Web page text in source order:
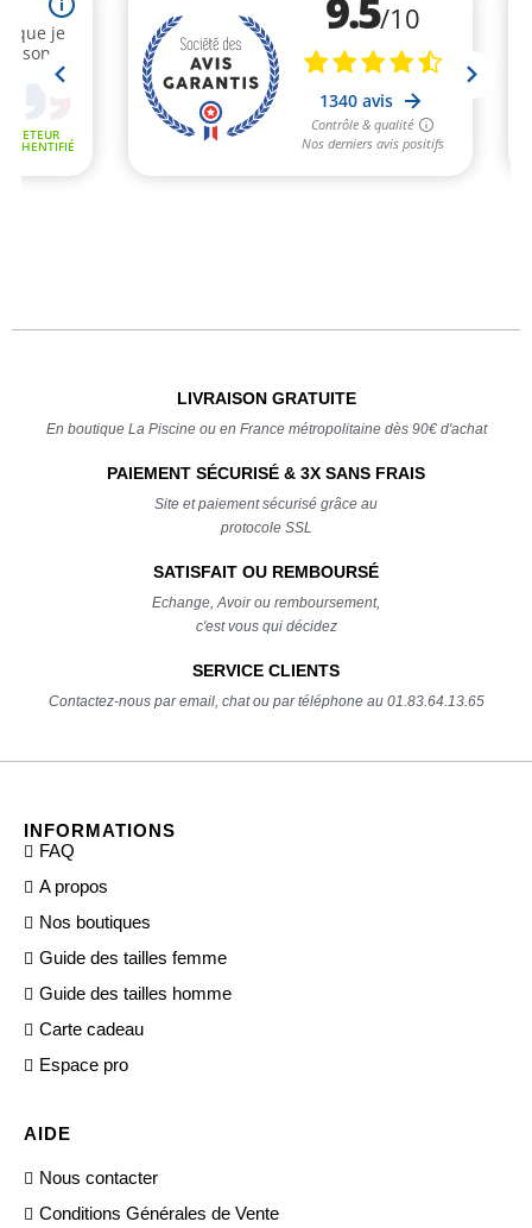
LIVRAISON GRATUITE
En boutique La Piscine ou en France métropolitaine dès 90€ d'achat
PAIEMENT SÉCURISÉ & 3X SANS FRAIS
Site et paiement sécurisé grâce au
protocole SSL
SATISFAIT OU REMBOURSÉ
Echange, Avoir ou remboursement,
c'est vous qui décidez
SERVICE CLIENTS
Contactez-nous par email, chat ou par téléphone au 01.83.64.13.65
INFORMATIONS
FAQ
A propos
Nos boutiques
Guide des tailles femme
Guide des tailles homme
Carte cadeau
Espace pro
AIDE
Nous contacter
Conditions Générales de Vente